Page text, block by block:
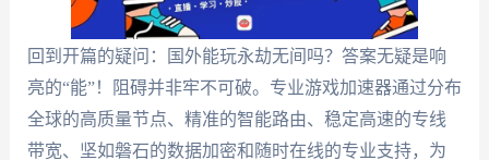
回到开篇的疑问：国外能玩永劫无间吗？答案无疑是响
亮的“能”！阻碍并非牢不可破。专业游戏加速器通过分布
全球的高质量节点、精准的智能路由、稳定高速的专线
带宽、坚如磐石的数据加密和随时在线的专业支持，为